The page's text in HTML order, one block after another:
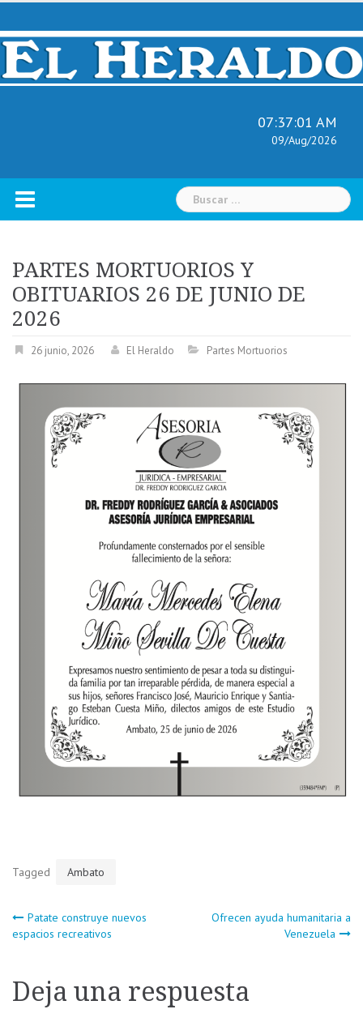
Skip
content
07:37:02 AM
09/Aug/2026
Buscar:
PARTES MORTUORIOS Y
OBITUARIOS 26 DE JUNIO DE
2026
26 junio, 2026 El Heraldo Partes Mortuorios
Tagged Ambato
Navegación
entradas
Patate construye nuevos
espacios recreativos
Ofrecen ayuda humanitaria a
Venezuela
Deja una respuesta